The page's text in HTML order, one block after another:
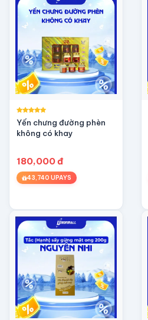
Yến chưng đường phèn
không có khay
180,000 đ
43,740 UPAYS